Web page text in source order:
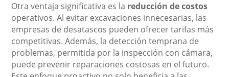
Otra ventaja significativa es la reducción de costos
operativos. Al evitar excavaciones innecesarias, las
empresas de desatascos pueden ofrecer tarifas más
competitivas. Además, la detección temprana de
problemas, permitida por la inspección con cámara,
puede prevenir reparaciones costosas en el futuro.